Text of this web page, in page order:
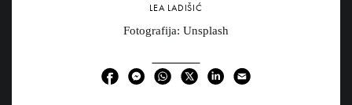
LEA LADIŠIĆ
Fotografija: Unsplash